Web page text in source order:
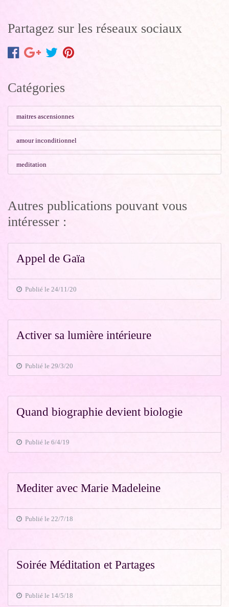
Partagez sur les réseaux sociaux
Catégories
maitres ascensionnes
amour inconditionnel
meditation
Autres publications pouvant vous
intéresser :
Appel de Gaïa
Publié le 24/11/20
Activer sa lumière intérieure
Publié le 29/3/20
Quand biographie devient biologie
Publié le 6/4/19
Mediter avec Marie Madeleine
Publié le 22/7/18
Soirée Méditation et Partages
Publié le 14/5/18